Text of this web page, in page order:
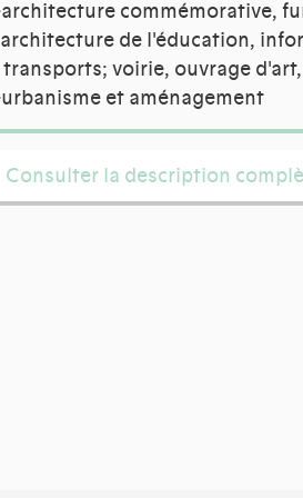
commémorative,
de l'éducation,
transports; voirie, ouvrage
et aménagement
Consulter la description